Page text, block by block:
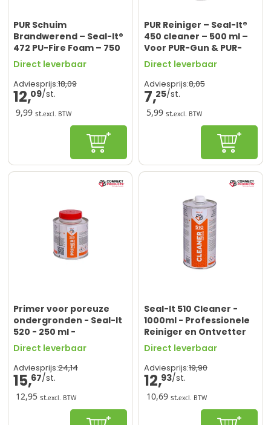
PUR Schuim
Brandwerend – Seal-It®
472 PU-Fire Foam – 750
ml – Voor Brandveilige
Afdichting & Isolatie
Direct leverbaar
Adviesprijs:18,09
12,09
9,99 st.excl. BTW
In winkelwagen
PUR Reiniger – Seal-It®
450 cleaner – 500 ml –
Voor PUR-Gun & PUR-
Schuim
Direct leverbaar
Adviesprijs:8,05
7,25
5,99 st.excl. BTW
In
Primer voor poreuze
ondergronden - Seal-It
520 - 250 ml -
Voorbehandeling voor
kit
Direct leverbaar
Adviesprijs:24,14
15,67
12,95 st.excl. BTW
Seal-It 510 Cleaner -
1000ml - Professionele
Reiniger en Ontvetter
Direct leverbaar
Adviesprijs:19,90
12,93
10,69 st.excl. BTW